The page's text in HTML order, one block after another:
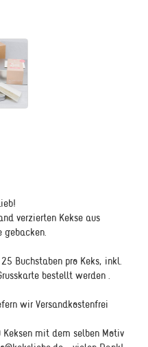
verzierten Kekse aus
Buchstaben pro Keks, inkl.
bestellt werden .
wir Versandkostenfrei
mit dem selben Motiv